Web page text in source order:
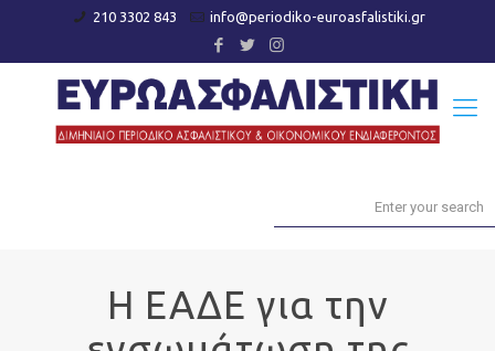
210 3302 843 info@periodiko-euroasfalistiki.gr
Η ΕΑΔΕ για την